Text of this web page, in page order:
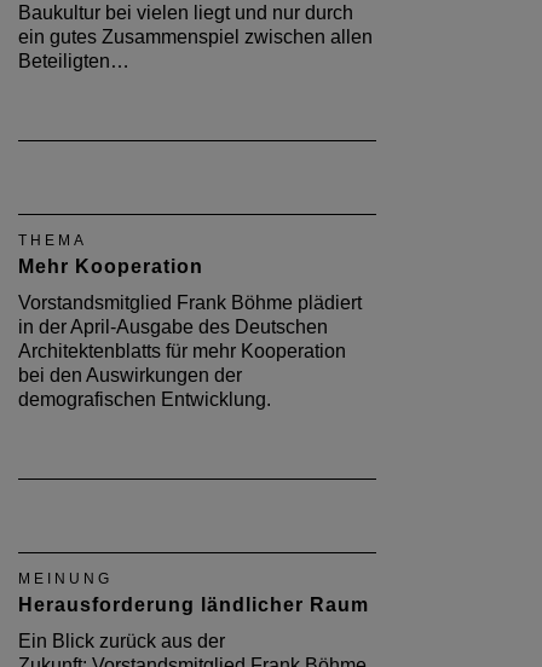
Baukultur bei vielen liegt und nur durch
ein gutes Zusammenspiel zwischen allen
Beteiligten…
THEMA
Mehr Kooperation
Vorstandsmitglied Frank Böhme plädiert
in der April-Ausgabe des Deutschen
Architektenblatts für mehr Kooperation
bei den Auswirkungen der
demografischen Entwicklung.
MEINUNG
Herausforderung ländlicher Raum
Ein Blick zurück aus der